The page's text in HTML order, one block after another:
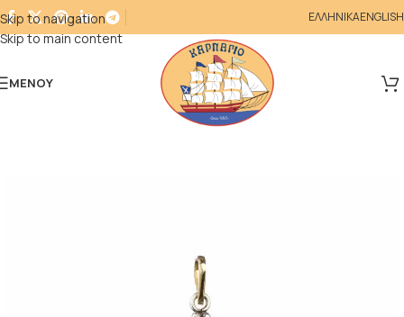
Skip to navigation
Skip to main content
ΕΛΛΗΝΙΚΑENGLISH
ΜΕΝΟΎ